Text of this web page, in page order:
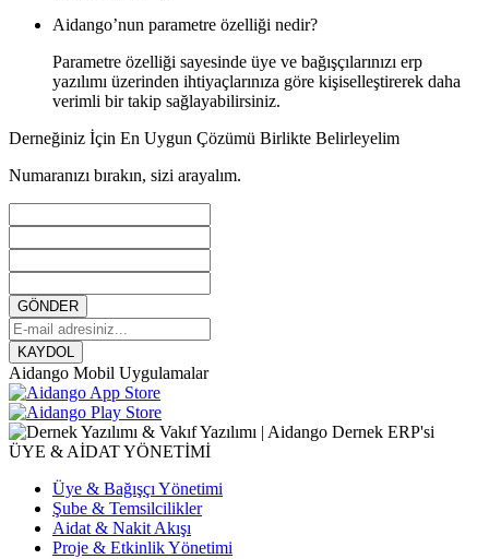
Aidango’nun parametre özelliği nedir?
Parametre özelliği sayesinde üye ve bağışçılarınızı erp
yazılımı üzerinden ihtiyaçlarınıza göre kişiselleştirerek daha
verimli bir takip sağlayabilirsiniz.
Derneğiniz İçin En Uygun Çözümü Birlikte Belirleyelim
Numaranızı bırakın, sizi arayalım.
GÖNDER
KAYDOL
Aidango Mobil Uygulamalar
ÜYE & AİDAT YÖNETİMİ
Üye & Bağışçı Yönetimi
Şube & Temsilcilikler
Aidat & Nakit Akışı
Proje & Etkinlik Yönetimi